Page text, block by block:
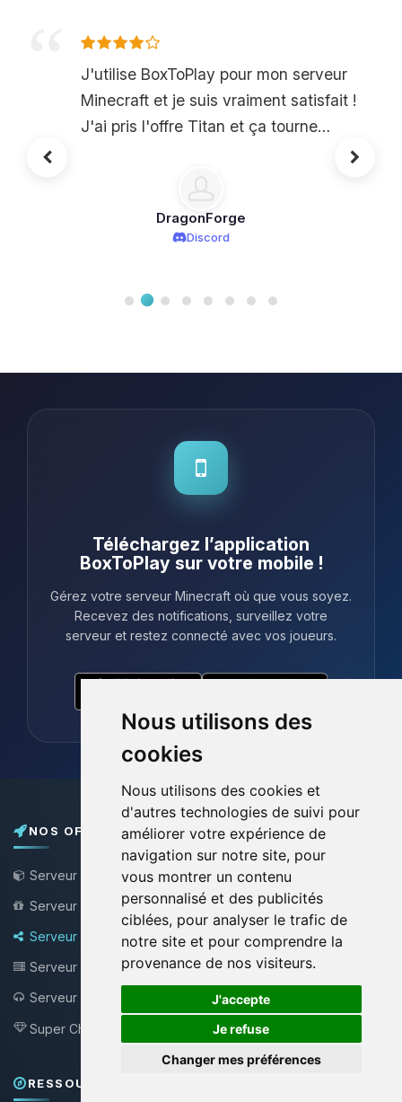
Nous utilisons des
cookies
Nous utilisons des cookies et
d'autres technologies de suivi pour
améliorer votre expérience de
navigation sur notre site, pour
vous montrer un contenu
personnalisé et des publicités
ciblées, pour analyser le trafic de
notre site et pour comprendre la
provenance de nos visiteurs.
J'accepte
Je refuse
Changer mes préférences
J'utilise BoxToPlay pour mon serveur
Minecraft et je suis vraiment satisfait !
J'ai pris l'offre Titan et ça tourne
plusieurs à jouer avec plein de mods,
il n'y a pas de lag. L'interface est
simple à utiliser, ce qui m'a permis de
fois, et le support a été top, rapide et
DragonForge
Discord
Téléchargez l’application
BoxToPlay sur votre mobile !
Gérez votre serveur Minecraft où que vous soyez.
Recevez des notifications, surveillez votre
serveur et restez connecté avec vos joueurs.
NOS OFFRES
Serveur Minecraft
Serveur Minecraft Gratuit
Serveur Bungee / Velocity
Serveur VPS
Serveur Teamspeak
Super Choupy
RESSOURCES & SUPPORT
🍪